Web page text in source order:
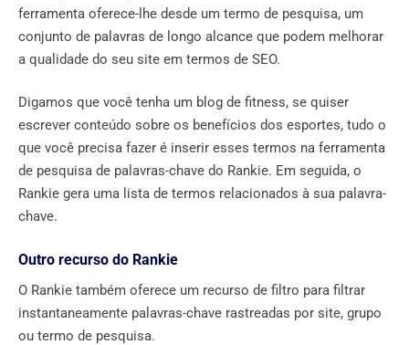
ferramenta oferece-lhe desde um termo de pesquisa, um
conjunto de palavras de longo alcance que podem melhorar
a qualidade do seu site em termos de SEO.
Digamos que você tenha um blog de fitness, se quiser
escrever conteúdo sobre os benefícios dos esportes, tudo o
que você precisa fazer é inserir esses termos na ferramenta
de pesquisa de palavras-chave do Rankie. Em seguida, o
Rankie gera uma lista de termos relacionados à sua palavra-
chave.
Outro recurso do Rankie
O Rankie também oferece um recurso de filtro para filtrar
instantaneamente palavras-chave rastreadas por site, grupo
ou termo de pesquisa.